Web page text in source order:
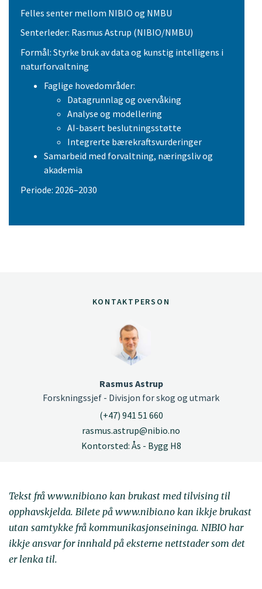
Felles senter mellom NIBIO og NMBU
Senterleder: Rasmus Astrup (NIBIO/NMBU)
Formål: Styrke bruk av data og kunstig intelligens i
naturforvaltning
Faglige hovedområder:
Datagrunnlag og overvåking
Analyse og modellering
AI-basert beslutningsstøtte
Integrerte bærekraftsvurderinger
Samarbeid med forvaltning, næringsliv og
akademia
Periode: 2026–2030
KONTAKTPERSON
Rasmus Astrup
Forskningssjef - Divisjon for skog og utmark
(+47) 941 51 660
rasmus.astrup@nibio.no
Kontorsted: Ås - Bygg H8
Tekst frå www.nibio.no kan brukast med tilvising til
opphavskjelda. Bilete på www.nibio.no kan ikkje brukast
utan samtykke frå kommunikasjonseininga. NIBIO har
ikkje ansvar for innhald på eksterne nettstader som det
er lenka til.